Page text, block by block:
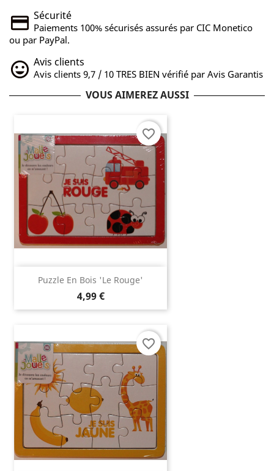
Sécurité
Paiements 100% sécurisés assurés par CIC Monetico
ou par PayPal.
Avis clients
Avis clients 9,7 / 10 TRES BIEN vérifié par Avis Garantis
VOUS AIMEREZ AUSSI
Puzzle En Bois 'le Rouge'
4,99 €
favorite_border
favorite_border